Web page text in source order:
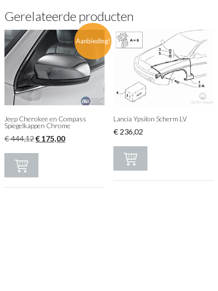
Gerelateerde producten
Aanbieding!
Jeep Cherokee en Compass
Spiegelkappen Chrome
€444,12Oorspronkelijke
€175,00Huidige
Lancia Ypsilon Scherm LV
€236,02